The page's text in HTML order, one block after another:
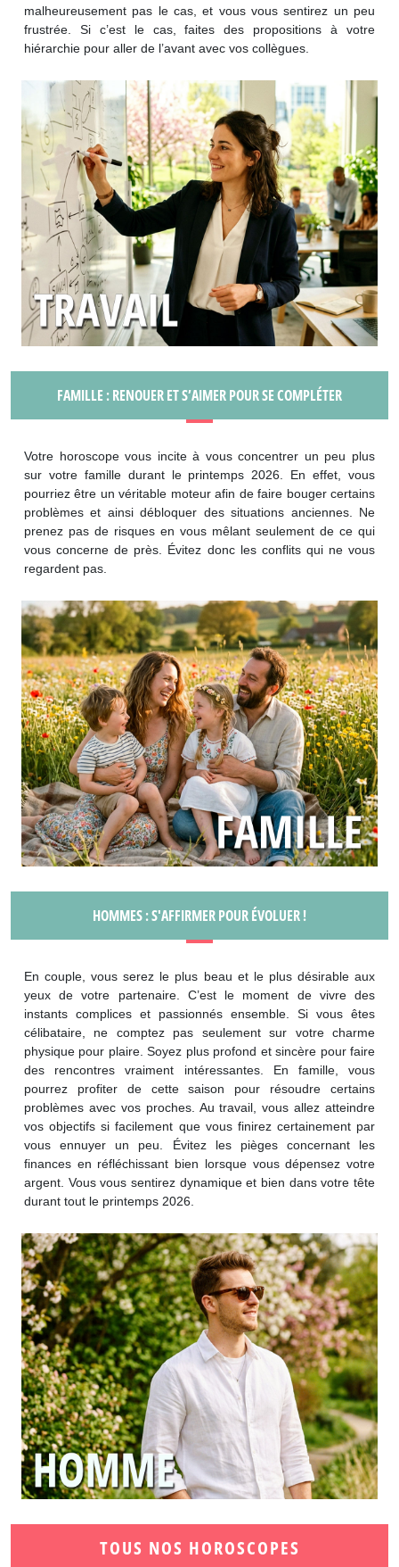
TOUS NOS HOROSCOPES
malheureusement pas le cas, et vous vous sentirez un peu
frustrée. Si c’est le cas, faites des propositions à votre
hiérarchie pour aller de l’avant avec vos collègues.
FAMILLE : RENOUER ET S’AIMER POUR SE COMPLÉTER
Votre horoscope vous incite à vous concentrer un peu plus
sur votre famille durant le printemps 2026. En effet, vous
pourriez être un véritable moteur afin de faire bouger certains
problèmes et ainsi débloquer des situations anciennes. Ne
prenez pas de risques en vous mêlant seulement de ce qui
vous concerne de près. Évitez donc les conflits qui ne vous
regardent pas.
HOMMES : S'AFFIRMER POUR ÉVOLUER !
En couple, vous serez le plus beau et le plus désirable aux
yeux de votre partenaire. C’est le moment de vivre des
instants complices et passionnés ensemble. Si vous êtes
célibataire, ne comptez pas seulement sur votre charme
physique pour plaire. Soyez plus profond et sincère pour faire
des rencontres vraiment intéressantes. En famille, vous
pourrez profiter de cette saison pour résoudre certains
problèmes avec vos proches. Au travail, vous allez atteindre
vos objectifs si facilement que vous finirez certainement par
vous ennuyer un peu. Évitez les pièges concernant les
finances en réfléchissant bien lorsque vous dépensez votre
argent. Vous vous sentirez dynamique et bien dans votre tête
durant tout le printemps 2026.